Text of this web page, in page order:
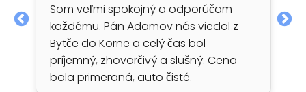
Som veľmi spokojný a odporúčam
každému. Pán Adamov nás viedol z
Bytče do Korne a celý čas bol
príjemný, zhovorčivý a slušný. Cena
bola primeraná, auto čisté.